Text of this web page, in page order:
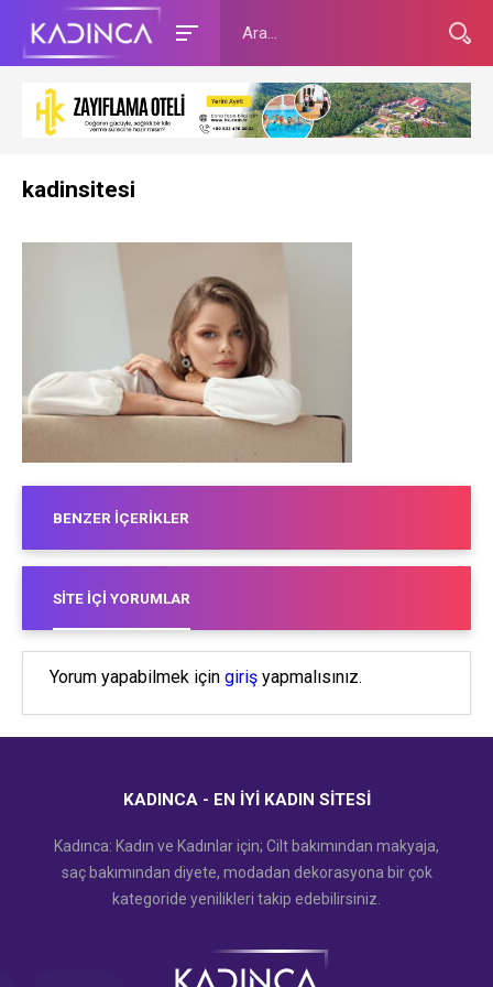
kadinsitesi
BENZER İÇERIKLER
SITE İÇI YORUMLAR
Yorum yapabilmek için giriş yapmalısınız.
KADINCA - EN İYI KADIN SITESI
Kadınca: Kadın ve Kadınlar için; Cilt bakımından makyaja,
saç bakımından diyete, modadan dekorasyona bir çok
kategoride yenilikleri takip edebilirsiniz.